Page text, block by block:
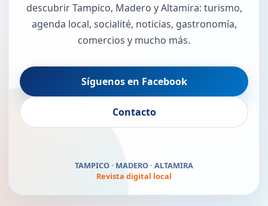
descubrir Tampico, Madero y Altamira: turismo,
agenda local, socialité, noticias, gastronomía,
comercios y mucho más.
Síguenos en Facebook
Contacto
El Puerto Jaibo vuelve
pronto
TAMPICO · MADERO · ALTAMIRA
Revista digital local